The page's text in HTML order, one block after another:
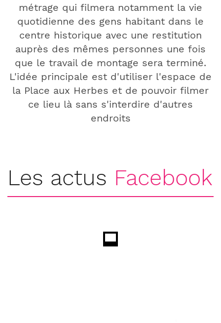
métrage qui filmera notamment la vie
quotidienne des gens habitant dans le
centre historique avec une restitution
auprès des mêmes personnes une fois
que le travail de montage sera terminé.
L'idée principale est d'utiliser l'espace de
la Place aux Herbes et de pouvoir filmer
ce lieu là sans s'interdire d'autres
endroits
Les actus Facebook